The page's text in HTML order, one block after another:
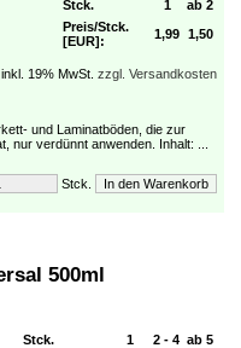
Stck. 1
ab 2
Preis/Stck.
[EUR]:
1,99 1,50
inkl. 19% MwSt. zzgl. Versandkosten
und Laminatböden, die zur
nur verdünnt anwenden. Inhalt: ...
Stck.
500ml
Stck. 1 2 - 4 ab 5